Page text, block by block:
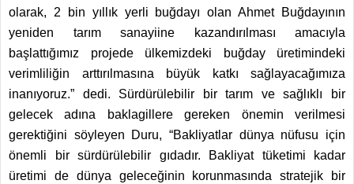
olarak, 2 bin yıllık yerli buğdayı olan Ahmet Buğdayının
yeniden tarım sanayiine kazandırılması amacıyla
başlattığımız projede ülkemizdeki buğday üretimindeki
verimliliğin arttırılmasına büyük katkı sağlayacağımıza
inanıyoruz.” dedi. Sürdürülebilir bir tarım ve sağlıklı bir
gelecek adına baklagillere gereken önemin verilmesi
gerektiğini söyleyen Duru, “Bakliyatlar dünya nüfusu için
önemli bir sürdürülebilir gıdadır. Bakliyat tüketimi kadar
üretimi de dünya geleceğinin korunmasında stratejik bir